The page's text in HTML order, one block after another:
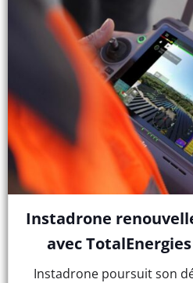
Instadrone
avec
Instadrone poursuit son